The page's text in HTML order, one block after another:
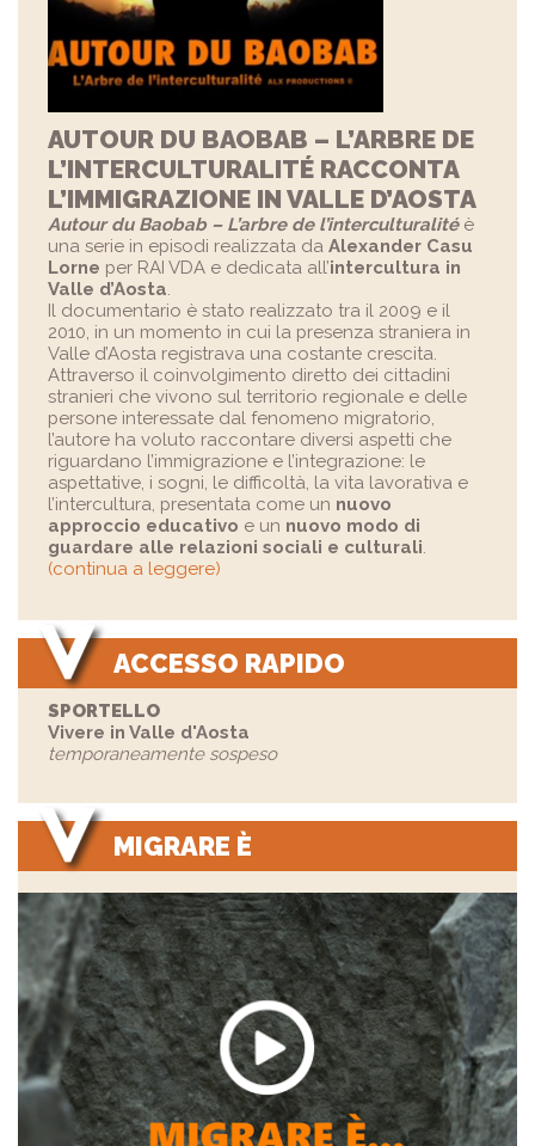
AUTOUR DU BAOBAB – L’ARBRE DE
L’INTERCULTURALITÉ RACCONTA
L’IMMIGRAZIONE IN VALLE D’AOSTA
Autour du Baobab – L’arbre de l’interculturalitéè
una serie in episodi realizzata da Alexander Casu
Lorne per RAI VDA e dedicata all’intercultura in
Valle d’Aosta.
Il documentario è stato realizzato tra il 2009 e il
2010, in un momento in cui la presenza straniera in
Valle d’Aosta registrava una costante crescita.
Attraverso il coinvolgimento diretto dei cittadini
stranieri che vivono sul territorio regionale e delle
persone interessate dal fenomeno migratorio,
l’autore ha voluto raccontare diversi aspetti che
riguardano l’immigrazione e l’integrazione: le
aspettative, i sogni, le difficoltà, la vita lavorativa e
l’intercultura, presentata come un nuovo
approccio educativo e un nuovo modo di
guardare alle relazioni sociali e culturali.
(continua a leggere)
ACCESSO RAPIDO
SPORTELLO
Vivere in Valle d'Aosta
temporaneamente sospeso
MIGRARE È